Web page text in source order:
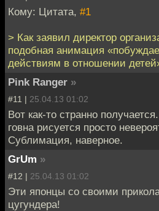
Кому: Цитата, #1
> Как заявил директор
подобная анимация
действиям в отношении
Pink Ranger »
#11 | 25.04.13 01:02
Вот как-то странно
говна рисуется просто
Сублимация, наверное.
GrUm »
#12 | 25.04.13 01:02
Эти японцы со своими
цугундера!